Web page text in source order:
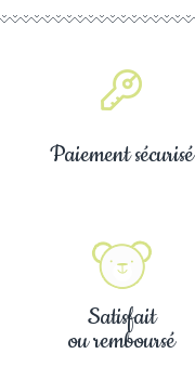
Paiement sécurisé
Satisfait
ou remboursé